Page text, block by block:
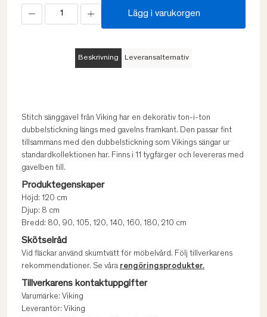
Lägg i varukorgen
Beskrivning Leveransalternativ
Stitch sänggavel från Viking har en dekorativ ton-i-ton
dubbelstickning längs med gavelns framkant. Den passar fint
tillsammans med den dubbelstickning som Vikings sängar ur
standardkollektionen har. Finns i 11 tygfärger och levereras med
gavelben till.
Produktegenskaper
Höjd: 120 cm
Djup: 8 cm
Bredd: 80, 90, 105, 120, 140, 160, 180, 210 cm
Skötselråd
Vid fläckar använd skumtvätt för möbelvård. Följ tillverkarens
rekommendationer. Se våra rengöringsprodukter.
Tillverkarens kontaktuppgifter
Varumärke: Viking
Leverantör: Viking